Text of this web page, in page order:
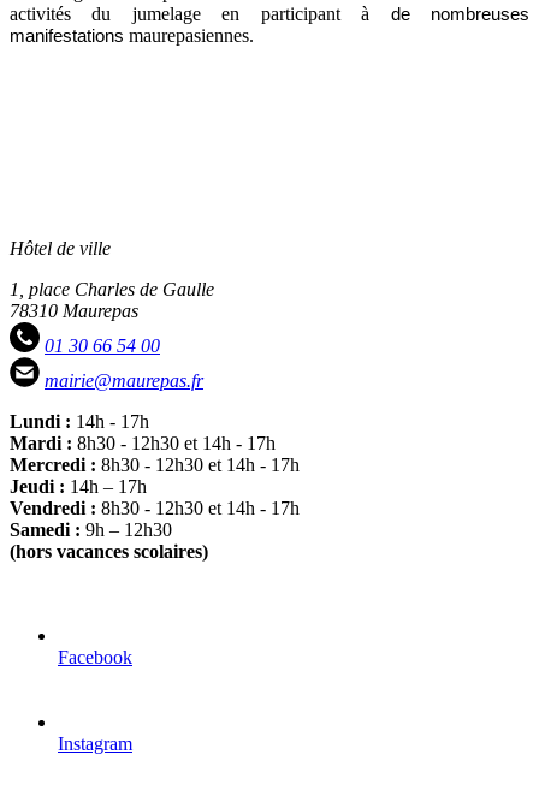
activités du jumelage en participant à de nombreuses
manifestations maurepasiennes.
Hôtel de ville
1, place Charles de Gaulle
78310 Maurepas
01 30 66 54 00
mairie@maurepas.fr
Lundi : 14h - 17h
Mardi : 8h30 - 12h30 et 14h - 17h
Mercredi : 8h30 - 12h30 et 14h - 17h
Jeudi : 14h – 17h
Vendredi : 8h30 - 12h30 et 14h - 17h
Samedi : 9h – 12h30
(hors vacances scolaires)
Facebook
Instagram